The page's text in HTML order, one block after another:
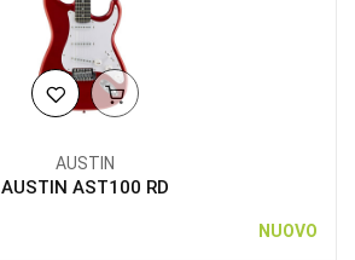
AUSTIN
AUSTIN AST100 RD
NUOVO